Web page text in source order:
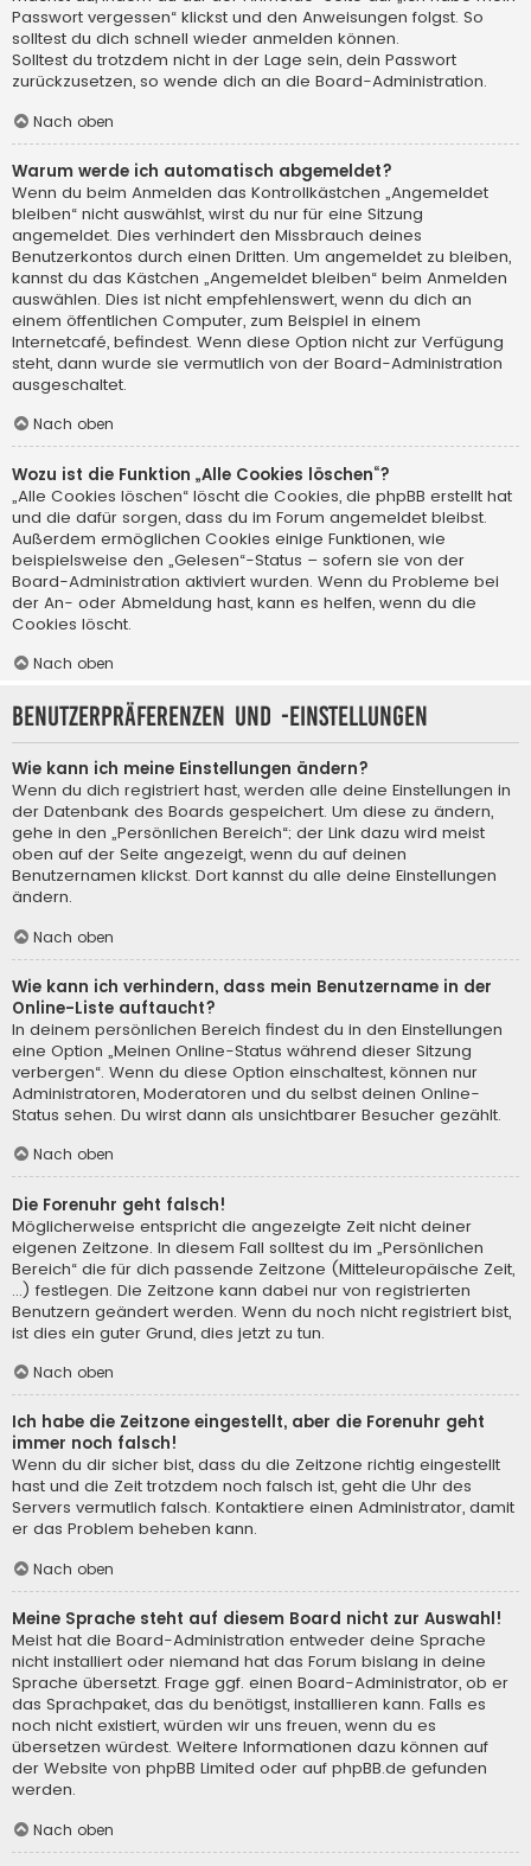
Passwort vergessen“ klickst und den Anweisungen folgst. So
solltest du dich schnell wieder anmelden können.
Solltest du trotzdem nicht in der Lage sein, dein Passwort
zurückzusetzen, so wende dich an die Board-Administration.
Nach oben
Warum werde ich automatisch abgemeldet?
Wenn du beim Anmelden das Kontrollkästchen „Angemeldet
bleiben“ nicht auswählst, wirst du nur für eine Sitzung
angemeldet. Dies verhindert den Missbrauch deines
Benutzerkontos durch einen Dritten. Um angemeldet zu bleiben,
kannst du das Kästchen „Angemeldet bleiben“ beim Anmelden
auswählen. Dies ist nicht empfehlenswert, wenn du dich an
einem öffentlichen Computer, zum Beispiel in einem
Internetcafé, befindest. Wenn diese Option nicht zur Verfügung
steht, dann wurde sie vermutlich von der Board-Administration
ausgeschaltet.
Nach oben
Wozu ist die Funktion „Alle Cookies löschen“?
„Alle Cookies löschen“ löscht die Cookies, die phpBB erstellt hat
und die dafür sorgen, dass du im Forum angemeldet bleibst.
Außerdem ermöglichen Cookies einige Funktionen, wie
beispielsweise den „Gelesen“-Status – sofern sie von der
Board-Administration aktiviert wurden. Wenn du Probleme bei
der An- oder Abmeldung hast, kann es helfen, wenn du die
Cookies löscht.
Nach oben
Benutzerpräferenzen und -einstellungen
Wie kann ich meine Einstellungen ändern?
Wenn du dich registriert hast, werden alle deine Einstellungen in
der Datenbank des Boards gespeichert. Um diese zu ändern,
gehe in den „Persönlichen Bereich“; der Link dazu wird meist
oben auf der Seite angezeigt, wenn du auf deinen
Benutzernamen klickst. Dort kannst du alle deine Einstellungen
ändern.
Nach oben
Wie kann ich verhindern, dass mein Benutzername in der
Online-Liste auftaucht?
In deinem persönlichen Bereich findest du in den Einstellungen
eine Option „Meinen Online-Status während dieser Sitzung
verbergen“. Wenn du diese Option einschaltest, können nur
Administratoren, Moderatoren und du selbst deinen Online-
Status sehen. Du wirst dann als unsichtbarer Besucher gezählt.
Nach oben
Die Forenuhr geht falsch!
Möglicherweise entspricht die angezeigte Zeit nicht deiner
eigenen Zeitzone. In diesem Fall solltest du im „Persönlichen
Bereich“ die für dich passende Zeitzone (Mitteleuropäische Zeit,
...) festlegen. Die Zeitzone kann dabei nur von registrierten
Benutzern geändert werden. Wenn du noch nicht registriert bist,
ist dies ein guter Grund, dies jetzt zu tun.
Nach oben
Ich habe die Zeitzone eingestellt, aber die Forenuhr geht
immer noch falsch!
Wenn du dir sicher bist, dass du die Zeitzone richtig eingestellt
hast und die Zeit trotzdem noch falsch ist, geht die Uhr des
Servers vermutlich falsch. Kontaktiere einen Administrator, damit
er das Problem beheben kann.
Nach oben
Meine Sprache steht auf diesem Board nicht zur Auswahl!
Meist hat die Board-Administration entweder deine Sprache
nicht installiert oder niemand hat das Forum bislang in deine
Sprache übersetzt. Frage ggf. einen Board-Administrator, ob er
das Sprachpaket, das du benötigst, installieren kann. Falls es
noch nicht existiert, würden wir uns freuen, wenn du es
übersetzen würdest. Weitere Informationen dazu können auf
der Website von phpBB Limited oder auf phpBB.de gefunden
werden.
Nach oben